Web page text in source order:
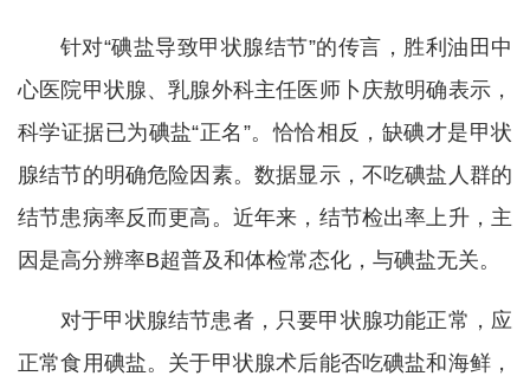
针对“碘盐导致甲状腺结节”的传言，胜利油田中
心医院甲状腺、乳腺外科主任医师卜庆敖明确表示，
科学证据已为碘盐“正名”。恰恰相反，缺碘才是甲状
腺结节的明确危险因素。数据显示，不吃碘盐人群的
结节患病率反而更高。近年来，结节检出率上升，主
因是高分辨率B超普及和体检常态化，与碘盐无关。
对于甲状腺结节患者，只要甲状腺功能正常，应
正常食用碘盐。关于甲状腺术后能否吃碘盐和海鲜，